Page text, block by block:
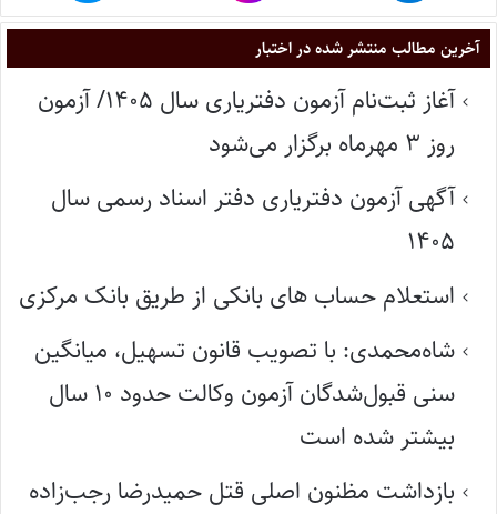
آخرین مطالب منتشر شده در اختبار
آغاز ثبت‌نام آزمون دفتریاری سال ۱۴۰۵/ آزمون
روز ۳ مهرماه برگزار می‌شود
آگهی آزمون دفتریاری دفتر اسناد رسمی سال
۱۴۰۵
استعلام حساب های بانکی از طریق بانک مرکزی
شاه‌محمدی: با تصویب قانون تسهیل، میانگین
سنی قبول‌شدگان آزمون وکالت حدود ۱۰ سال
بیشتر شده است
بازداشت مظنون اصلی قتل حمیدرضا رجب‌زاده